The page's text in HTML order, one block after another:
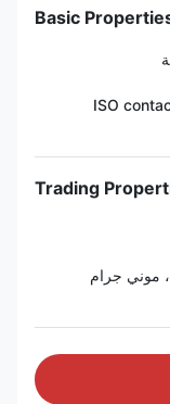
Basic
ISO
Trading
موني جرام